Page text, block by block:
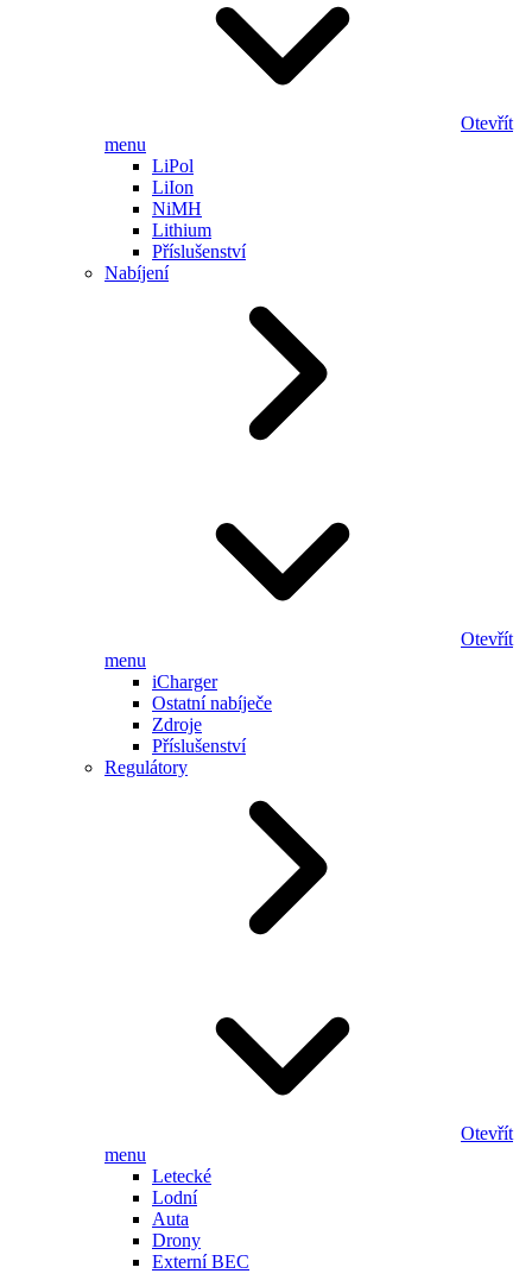
Otevřít
menu
LiPol
LiIon
NiMH
Lithium
Příslušenství
Nabíjení
Otevřít
menu
iCharger
Ostatní nabíječe
Zdroje
Příslušenství
Regulátory
Otevřít
menu
Letecké
Lodní
Auta
Drony
Externí BEC